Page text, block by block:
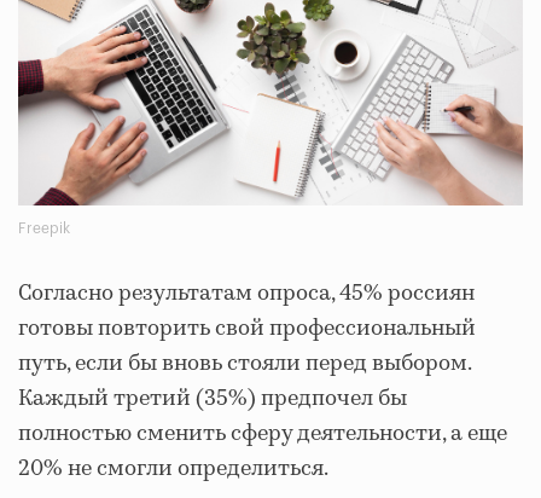
Freepik
Согласно результатам опроса, 45% россиян
готовы повторить свой профессиональный
путь, если бы вновь стояли перед выбором.
Каждый третий (35%) предпочел бы
полностью сменить сферу деятельности, а еще
20% не смогли определиться.